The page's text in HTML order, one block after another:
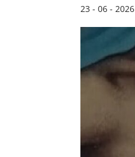
23 - 06 - 2026